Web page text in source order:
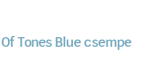
Tones Blue csempe